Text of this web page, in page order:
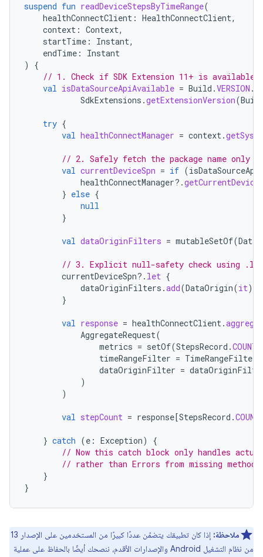
suspend fun readDeviceStepsByTimeRange(
healthConnectClient : HealthConnectClient,
context : Context,
startTime : Instant,
endTime :
Instant
)
{
// 1. Check if SDK Extension 11+ is available
val isDataSourceApiAvailable = Build .VERSION .
SdkExtensions .getExtensionVersion(
try {
val healthConnectManager = context.
// 2. Safely fetch the package name only
val currentDeviceSpn = if (
healthConnectManager?.
} else {
null
}
val dataOriginFilters = mutableSetOf(
// 3. Explicit null-safety check using .let
currentDeviceSpn?. let {
dataOriginFilters .add(DataOrigin(it))
}
val response = healthConnectClient.
AggregateRequest(
metrics = setOf(StepsRecord .
timeRangeFilter = TimeRangeFilter
dataOriginFilter =
)
)
val stepCount = response[StepsRecord .
} catch (e : Exception)
{
// Now this catch block only handles
// rather than Errors from missing
}
}
ملاحظة:
إذا كان تطبيقك يتضمّن عددًا كبيرًا من المستخدمين على الإصدار 13
من نظام التشغيل Android والإصدارات الأقدم، ننصحك أيضًا بالحفاظ على عملية